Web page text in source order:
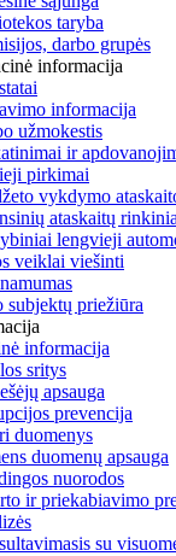
taryba
darbo grupės
informacija
informacija
užmokestis
ir
pirkimai
vykdymo
ataskaitų
lengvieji
veiklai viešinti
subjektų priežiūra
informacija
sritys
apsauga
prevencija
duomenys
duomenų apsauga
nuorodos
ir priekabiavimo
su